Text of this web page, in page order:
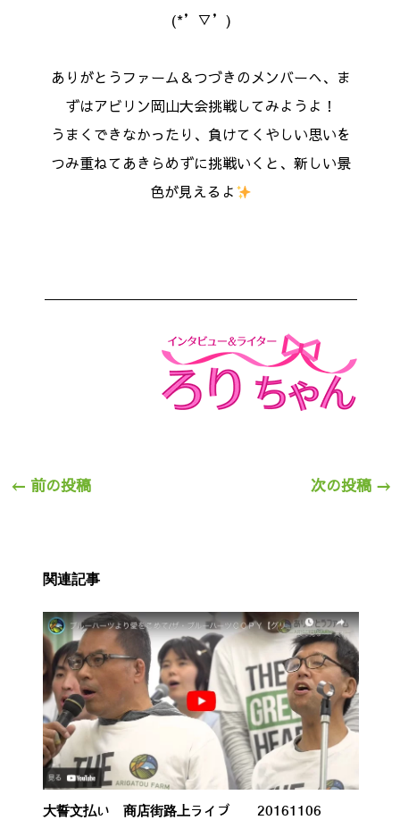
(*’▽’)
ありがとうファーム＆つづきのメンバーへ、ま
ずはアビリン岡山大会挑戦してみようよ！
うまくできなかったり、負けてくやしい思いを
つみ重ねてあきらめずに挑戦いくと、新しい景
色が見えるよ
← 前の投稿 次の投稿 →
関連記事
大誓文払い 商店街路上ライブ 20161106